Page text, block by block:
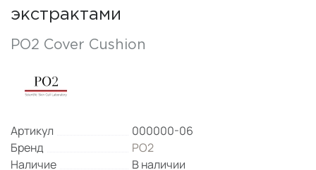
экстрактами
PO2 Cover Cushion
Артикул
000000-06
Бренд
PO2
Наличие
В наличии